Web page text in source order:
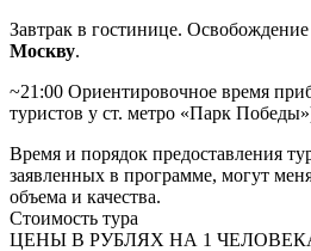
Завтрак в гостинице.
Москву.
~21:00 Ориентировочное время
туристов у ст. метро «Парк
Время и порядок предоставления
заявленных в программе, могут
объема и качества.
Стоимость тура
ЦЕНЫ В РУБЛЯХ НА 1